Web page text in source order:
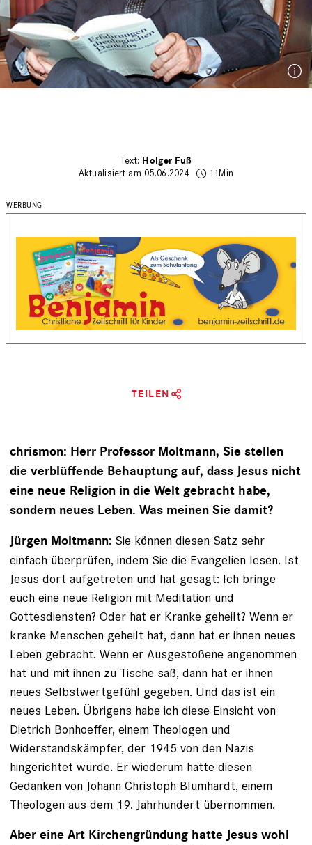
Holger Fuß
Aktualisiert am 05.06.2024
11Min
TEILEN
chrismon: Herr Professor Moltmann, Sie stellen
die verblüffende Behauptung auf, dass Jesus nicht
eine neue Religion in die Welt gebracht habe,
sondern neues Leben. Was meinen Sie damit?
Jürgen Moltmann: Sie können diesen Satz sehr
einfach überprüfen, indem Sie die Evangelien lesen. Ist
Jesus dort aufgetreten und hat gesagt: Ich bringe
euch eine neue Religion mit Meditation und
Gottesdiensten? Oder hat er Kranke geheilt? Wenn er
kranke Menschen geheilt hat, dann hat er ihnen neues
Leben gebracht. Wenn er Ausgestoßene angenommen
hat und mit ihnen zu Tische saß, dann hat er ihnen
neues Selbstwertgefühl gegeben. Und das ist ein
neues Leben. Übrigens habe ich diese Einsicht von
Dietrich Bonhoeffer, einem Theologen und
Widerstandskämpfer, der 1945 von den Nazis
hingerichtet wurde. Er wiederum hatte diesen
Gedanken von Johann Christoph Blumhardt, einem
Theologen aus dem 19. Jahrhundert übernommen.
Aber eine Art Kirchengründung hatte Jesus wohl